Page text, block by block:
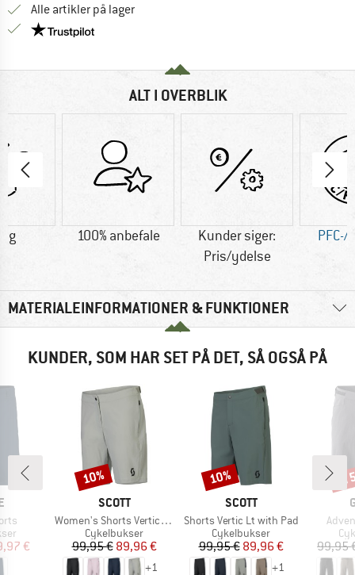
Alle artikler på lager
Vi er Trustpilot-certificeret - oplysningerne får du
ALT I OVERBLIK
g 100% anbefale
Kunder siger:
Pris/ydelse
PFC-/
MATERIALEINFORMATIONER & FUNKTIONER
KUNDER, SOM HAR SET PÅ DET, SÅ OGSÅ PÅ
pris
€
MÆRKE
SCOTT
Artikel
Women's Shorts Vertic Lt with Pad
Produktgruppe
Cykelbukser
Pris
99,95 €Nedsat pris
89,96 €
+1
Rabat
10%
MÆRKE
SCOTT
Artikel
Shorts Vertic Lt with Pad
Produktgruppe
Cykelbukser
Pris
99,95 €Nedsat pris
89,96 €
+1
Rabat
10%
Artikel
99,95